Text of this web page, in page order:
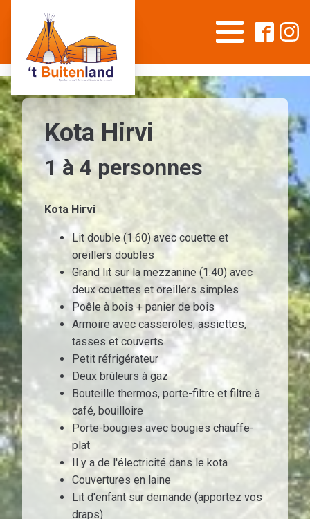
Kota Hirvi
1 à 4 personnes
Kota Hirvi
Lit double (1.60) avec couette et
oreillers doubles
Grand lit sur la mezzanine (1.40) avec
deux couettes et oreillers simples
Poêle à bois + panier de bois
Armoire avec casseroles, assiettes,
tasses et couverts
Petit réfrigérateur
Deux brûleurs à gaz
Bouteille thermos, porte-filtre et filtre à
café, bouilloire
Porte-bougies avec bougies chauffe-
plat
Il y a de l'électricité dans le kota
Couvertures en laine
Lit d'enfant sur demande (apportez vos
draps)